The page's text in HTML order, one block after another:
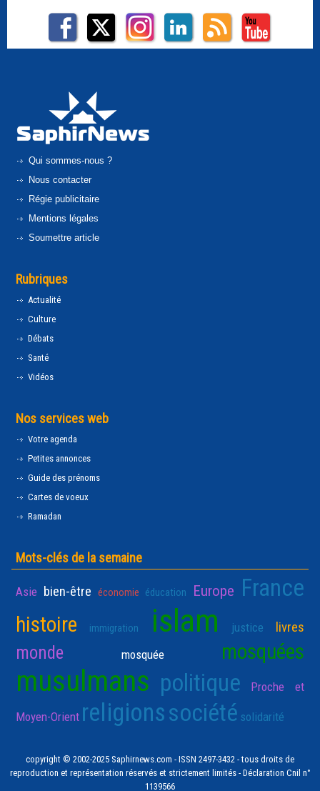
Qui sommes-nous ?
Nous contacter
Régie publicitaire
Mentions légales
Soumettre article
Rubriques
Actualité
Culture
Débats
Santé
Vidéos
Nos services web
Votre agenda
Petites annonces
Guide des prénoms
Cartes de voeux
Ramadan
Mots-clés de la semaine
Asie bien-être économie éducation Europe France
histoire immigration islam justice livres
monde mosquée mosquées
musulmans politique Proche et
Moyen-Orient religionssociété solidarité
copyright © 2002-2025 Saphirnews.com - ISSN 2497-3432 - tous droits de
reproduction et représentation réservés et strictement limités - Déclaration Cnil n°
1139566